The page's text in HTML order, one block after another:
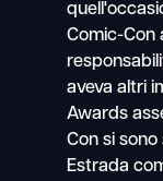
Comic-Con
aveva altri
Awards
Con si
Estrada